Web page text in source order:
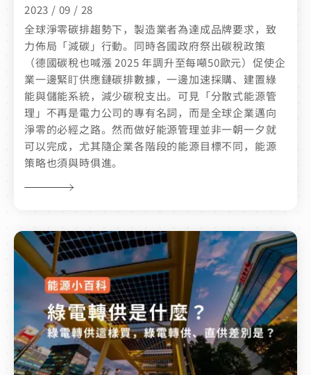
2023 / 09 / 28
全球淨零碳排趨勢下，製造業者為達成品牌要求，致
力佈局「減碳」行動。同時各國政府祭出碳稅政策
（德國碳稅也喊漲 2025 年調升至每噸50歐元）促使企
業一邊緊盯供應鏈碳排數據，一邊加速採購、建置綠
能與儲能系統，減少碳稅支出。可見「分散式能源管
理」不再是電力公司的專有名詞，而是全球企業邁向
淨零的必經之路。然而做好能源管理並非一朝一夕就
可以完成，尤其隨企業各階段的能源目標不同，能源
策略也須與時俱進。